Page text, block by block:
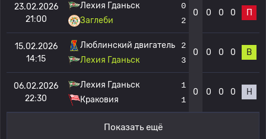
23.02.2026
21:00
Лехия Гданьск
Заглеби
0
2
0 0 0 0 П
15.02.2026
14:15
Люблинский двигатель
Лехия Гданьск
2
3
0 0 0 0 В
06.02.2026
22:30
Лехия Гданьск
Краковия
1
1
0 0 0 0 Н
Показать ещё